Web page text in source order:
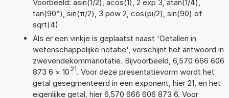
Voorbeeld: asin(1/2), acos(1), 2 exp 3, atan(1/4),
tan(90°), sin(π/2), 3 pow 2, cos(pi/2), sin(90) of
sqrt(4)
Als er een vinkje is geplaatst naast 'Getallen in
wetenschappelijke notatie', verschijnt het antwoord in
zwevendekommanotatie. Bijvoorbeeld, 6,570 666 606
873 6 × 10 21. Voor deze presentatievorm wordt het
getal gesegmenteerd in een exponent, hier 21, en het
eigenlijke getal, hier 6,570 666 606 873 6. Voor